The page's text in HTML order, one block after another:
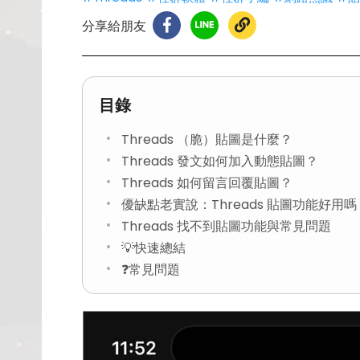
分享給朋友
目錄
Threads （脆）貼圖是什麼？
Threads 發文如何加入動態貼圖？
Threads 如何留言回覆貼圖？
優缺點老實說：Threads 貼圖功能好用嗎
Threads 找不到貼圖功能與常見問題
💡快速總結
❓常見問題